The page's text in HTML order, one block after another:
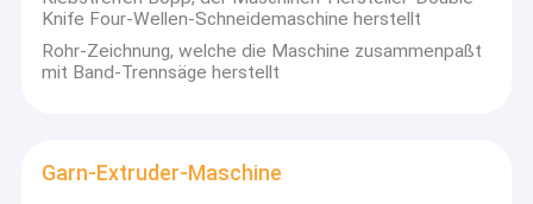
Knife Four-Wellen-Schneidemaschine herstellt
Rohr-Zeichnung, welche die Maschine zusammenpaßt
mit Band-Trennsäge herstellt
Garn-Extruder-Maschine
für die von den Nutzern ursprünglich bestellten Geräte zur